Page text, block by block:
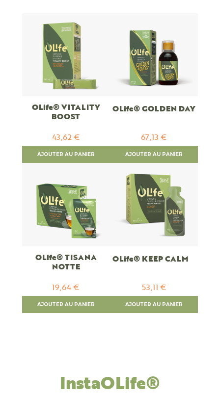
OLife® VITALITY
BOOST
43,62 €
AJOUTER AU PANIER
OLife® GOLDEN DAY
67,13 €
AJOUTER AU PANIER
OLife® TISANA
NOTTE
19,64 €
AJOUTER AU PANIER
OLife® KEEP CALM
53,11 €
AJOUTER AU PANIER
InstaOLife®